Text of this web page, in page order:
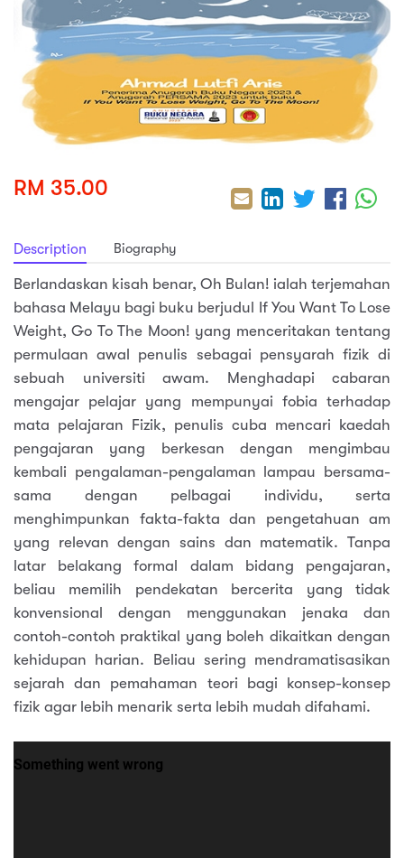
5
4
& Spirituality
RM 35.00
Description Biography
Berlandaskan kisah benar, Oh Bulan! ialah terjemahan
bahasa Melayu bagi buku berjudul If You Want To Lose
Weight, Go To The Moon! yang menceritakan tentang
permulaan awal penulis sebagai pensyarah fizik di
sebuah universiti awam. Menghadapi cabaran
mengajar pelajar yang mempunyai fobia terhadap
mata pelajaran Fizik, penulis cuba mencari kaedah
pengajaran yang berkesan dengan mengimbau
kembali pengalaman-pengalaman lampau bersama-
sama dengan pelbagai individu, serta
menghimpunkan fakta-fakta dan pengetahuan am
yang relevan dengan sains dan matematik. Tanpa
latar belakang formal dalam bidang pengajaran,
beliau memilih pendekatan bercerita yang tidak
konvensional dengan menggunakan jenaka dan
contoh-contoh praktikal yang boleh dikaitkan dengan
kehidupan harian. Beliau sering mendramatisasikan
sejarah dan pemahaman teori bagi konsep-konsep
fizik agar lebih menarik serta lebih mudah difahami.